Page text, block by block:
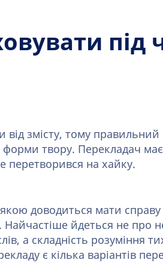
під
змісту, тому правильний
твору. Перекладач
перетворився на хайку.
доводиться мати справу
Найчастіше йдеться не про
а складність розуміння
є кілька варіантів